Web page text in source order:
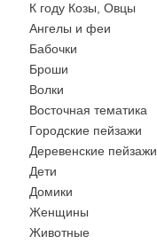
К году Козы, Овцы
Ангелы и феи
Бабочки
Броши
Волки
Восточная тематика
Городские пейзажи
Деревенские пейзажи
Дети
Домики
Женщины
Животные